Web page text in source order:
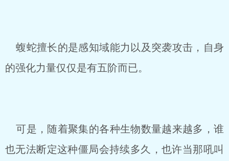
蝮蛇擅长的是感知域能力以及突袭攻击，自身
的强化力量仅仅是有五阶而已。
可是，随着聚集的各种生物数量越来越多，谁
也无法断定这种僵局会持续多久，也许当那吼叫